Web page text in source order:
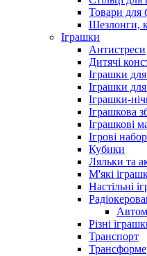
Товари для
Шезлонги,
Іграшки
Антистреси
Дитячі
Іграшки для
Іграшки
Іграшки-
Іграшкова
Іграшкові
Ігрові
Кубики
Ляльки та
М'які
Настільні
Різні
Транспорт